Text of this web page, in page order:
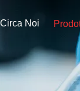
Circa Noi